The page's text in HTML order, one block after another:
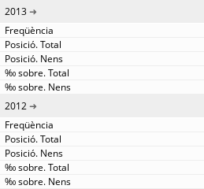
2013
2012